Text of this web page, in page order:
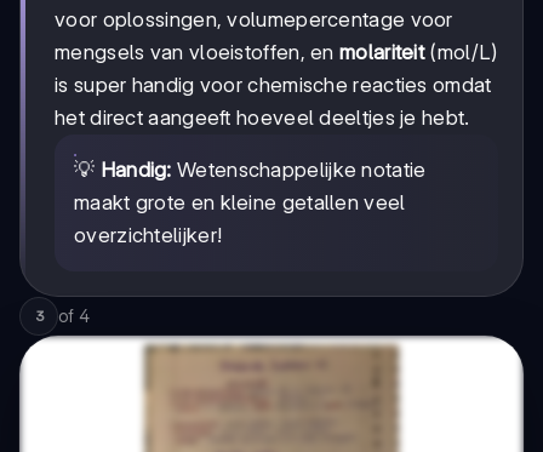
voor oplossingen, volumepercentage voor
mengsels van vloeistoffen, enmolariteit(mol/L)
is super handig voor chemische reacties omdat
het direct aangeeft hoeveel deeltjes je hebt.
💡 Handig: Wetenschappelijke notatie
maakt grote en kleine getallen veel
overzichtelijker!
3 of 4